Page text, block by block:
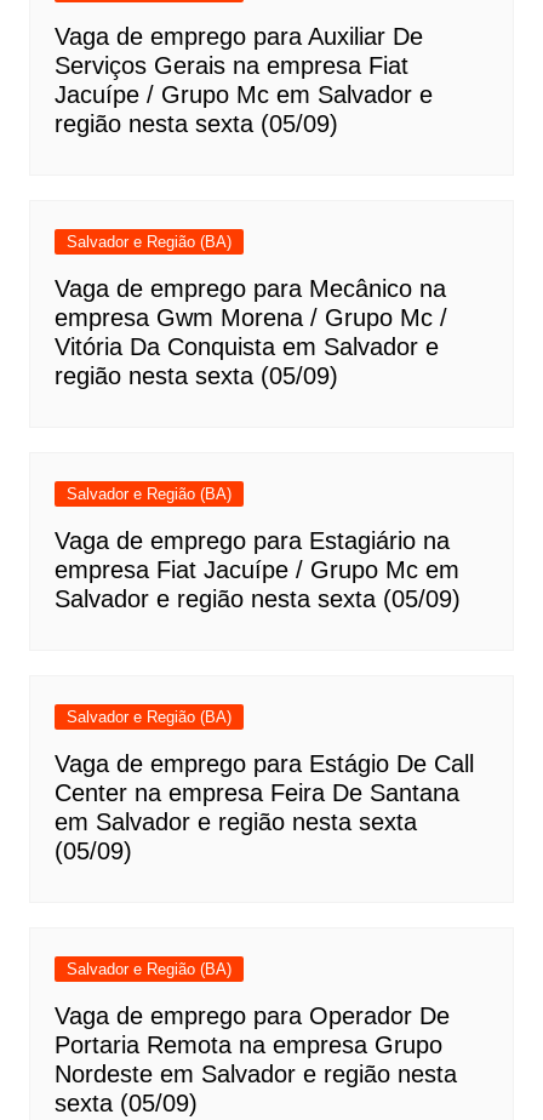
Vaga de emprego para Auxiliar De
Serviços Gerais na empresa Fiat
Jacuípe / Grupo Mc em Salvador e
região nesta sexta (05/09)
Salvador e Região (BA)
Vaga de emprego para Mecânico na
empresa Gwm Morena / Grupo Mc /
Vitória Da Conquista em Salvador e
região nesta sexta (05/09)
Salvador e Região (BA)
Vaga de emprego para Estagiário na
empresa Fiat Jacuípe / Grupo Mc em
Salvador e região nesta sexta (05/09)
Salvador e Região (BA)
Vaga de emprego para Estágio De Call
Center na empresa Feira De Santana
em Salvador e região nesta sexta
(05/09)
Salvador e Região (BA)
Vaga de emprego para Operador De
Portaria Remota na empresa Grupo
Nordeste em Salvador e região nesta
sexta (05/09)